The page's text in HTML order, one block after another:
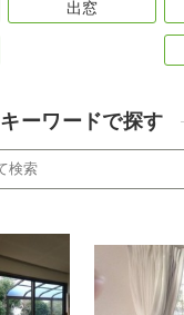
出窓
キーワードで探す